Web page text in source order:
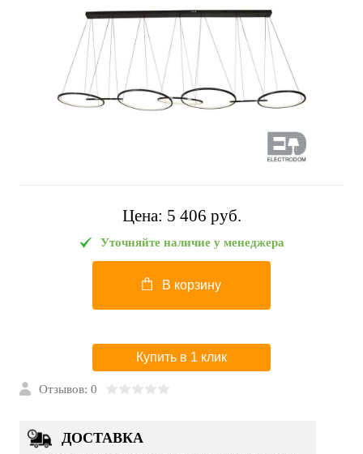
Цена: 5 406 pуб.
Уточняйте наличие у менеджера
В корзину
Купить в 1 клик
Отзывов: 0
ДОСТАВКА